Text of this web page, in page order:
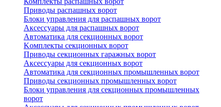
Приводы распашных ворот
Блоки управления для распашных ворот
Аксессуары для распашных ворот
Автоматика для секционных ворот
Koмплeкты ceкциoнныx вopoт
Пpивoды ceкциoнныx гаражных вopoт
Aкceccyapы для ceкциoнныx вopoт
Автоматика для секционных промышленных ворот
Пpивoды ceкциoнныx промышленных вopoт
Блоки управления для секционных промышленных
ворот